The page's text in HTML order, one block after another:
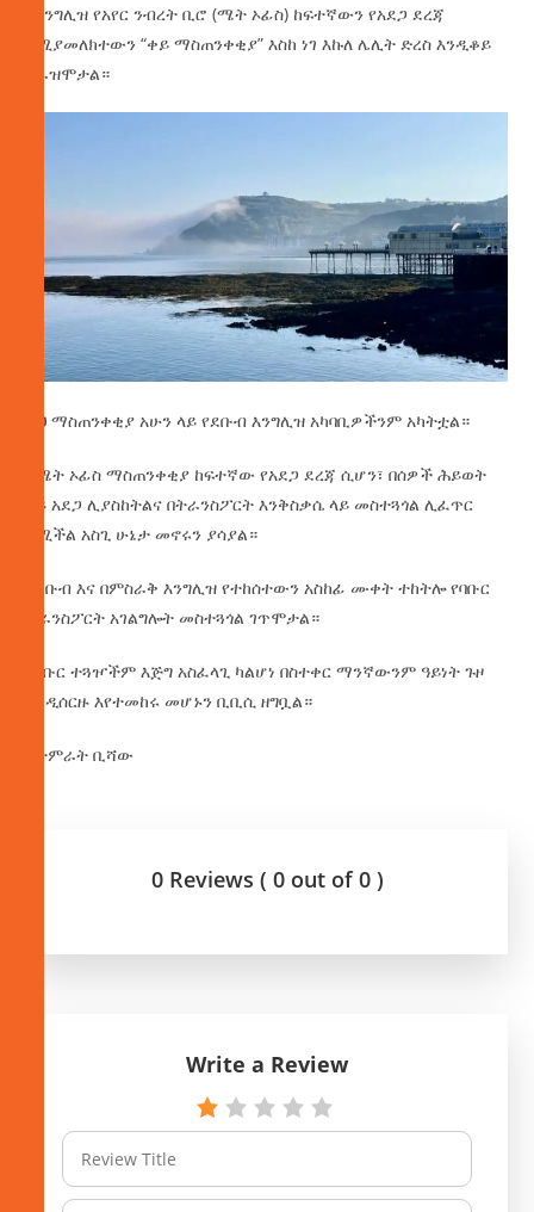
የእንግሊዝ የአየር ንብረት ቢሮ (ሜት ኦፊስ) ከፍተኛውን የአደጋ ደረጃ
የሚያመለክተውን “ቀይ ማስጠንቀቂያ” እስከ ነገ እኩለ ሌሊት ድረስ እንዲቆይ
አራዝሞታል።
ይህ ማስጠንቀቂያ አሁን ላይ የደቡብ እንግሊዝ አካባቢዎችንም አካትቷል።
የሜት ኦፊስ ማስጠንቀቂያ ከፍተኛው የአደጋ ደረጃ ሲሆን፣ በሰዎች ሕይወት
ላይ አደጋ ሊያስከትልና በትራንስፖርት እንቅስቃሴ ላይ መስተጓጎል ሊፈጥር
የሚችል አስጊ ሁኔታ መኖሩን ያሳያል።
በደቡብ እና በምስራቅ እንግሊዝ የተከሰተውን አስከፊ ሙቀት ተከትሎ የባቡር
ትራንስፖርት አገልግሎት መስተጓጎል ገጥሞታል።
የባቡር ተጓዦችም እጅግ አስፈላጊ ካልሆነ በስተቀር ማንኛውንም ዓይነት ጉዞ
እንዲሰርዙ እየተመከሩ መሆኑን ቢቢሲ ዘግቧል።
በታምራት ቢሻው
0 Reviews ( 0 out of 0 )
Write a Review